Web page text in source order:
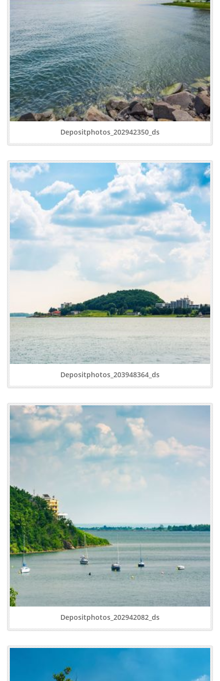
Depositphotos_202942350_ds
Depositphotos_203948364_ds
Depositphotos_202942082_ds